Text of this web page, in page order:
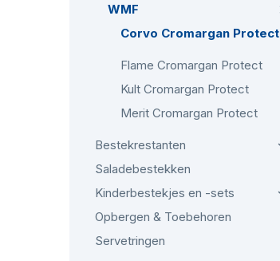
WMF
Corvo Cromargan Protect
Flame Cromargan Protect
Kult Cromargan Protect
Merit Cromargan Protect
Bestekrestanten
Saladebestekken
Kinderbestekjes en -sets
Opbergen & Toebehoren
Servetringen